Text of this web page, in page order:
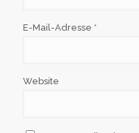
E-Mail-Adresse *
Website